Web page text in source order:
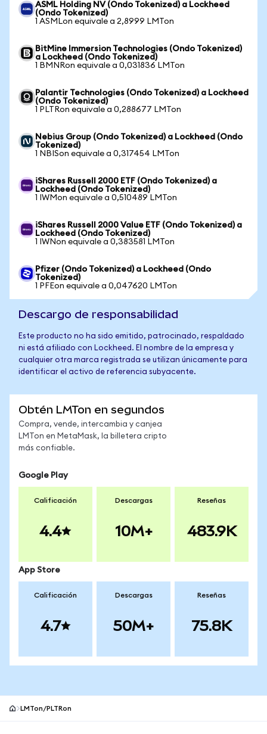
ASML Holding NV (Ondo Tokenized) a Lockheed
(Ondo Tokenized)
1 ASMLon equivale a 2,8999 LMTon
BitMine Immersion Technologies (Ondo Tokenized)
a Lockheed (Ondo Tokenized)
1 BMNRon equivale a 0,031836 LMTon
Palantir Technologies (Ondo Tokenized) a Lockheed
(Ondo Tokenized)
1 PLTRon equivale a 0,288677 LMTon
Nebius Group (Ondo Tokenized) a Lockheed (Ondo
Tokenized)
1 NBISon equivale a 0,317454 LMTon
iShares Russell 2000 ETF (Ondo Tokenized) a
Lockheed (Ondo Tokenized)
1 IWMon equivale a 0,510489 LMTon
iShares Russell 2000 Value ETF (Ondo Tokenized) a
Lockheed (Ondo Tokenized)
1 IWNon equivale a 0,383581 LMTon
Pfizer (Ondo Tokenized) a Lockheed (Ondo
Tokenized)
1 PFEon equivale a 0,047620 LMTon
Descargo de responsabilidad
Este producto no ha sido emitido, patrocinado, respaldado
ni está afiliado con Lockheed. El nombre de la empresa y
cualquier otra marca registrada se utilizan únicamente para
identificar el activo de referencia subyacente.
Obtén LMTon en segundos
Compra, vende, intercambia y canjea
LMTon en MetaMask, la billetera cripto
más confiable.
Google Play
Calificación
4.4
Descargas
10M+
Reseñas
483.9K
App Store
Calificación
4.7
Descargas
50M+
Reseñas
75.8K
LMTon/PLTRon